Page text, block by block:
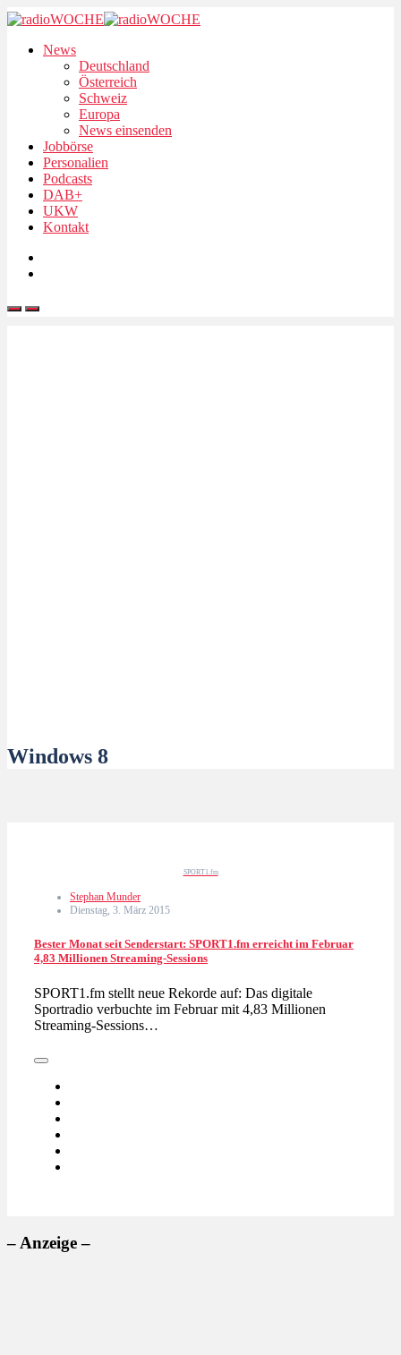
News
Deutschland
Österreich
Schweiz
Europa
News einsenden
Jobbörse
Personalien
Podcasts
DAB+
UKW
Kontakt
Windows 8
SPORT1.fm
Stephan Munder
Dienstag, 3. März 2015
Bester Monat seit Senderstart: SPORT1.fm erreicht im Februar
4,83 Millionen Streaming-Sessions
SPORT1.fm stellt neue Rekorde auf: Das digitale
Sportradio verbuchte im Februar mit 4,83 Millionen
Streaming-Sessions…
– Anzeige –